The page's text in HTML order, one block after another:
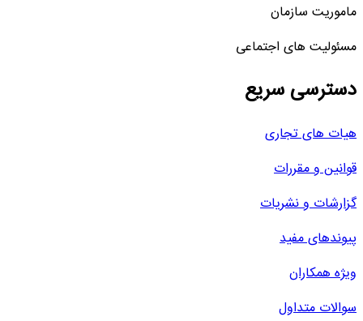
ماموریت سازمان
مسئولیت های اجتماعی
دسترسی سریع
هیات های تجاری
قوانین و مقررات
گزارشات و نشریات
پیوندهای مفید
ویژه همکاران
سوالات متداول